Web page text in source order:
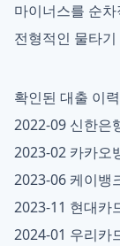
마이너스를 순
전형적인 물타
확인된 대출 이
2022-09 신한은
2023-02 카카오
2023-06 케이뱅
2023-11 현대카
2024-01 우리카